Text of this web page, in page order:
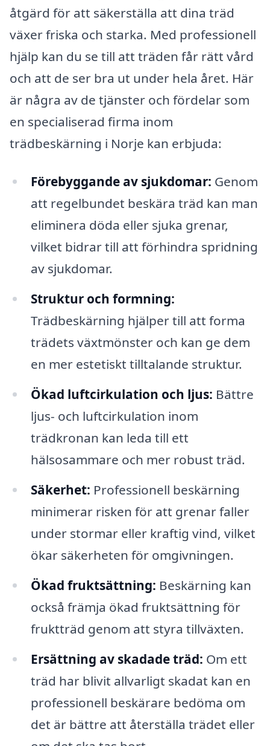
åtgärd för att säkerställa att dina träd
växer friska och starka. Med professionell
hjälp kan du se till att träden får rätt vård
och att de ser bra ut under hela året. Här
är några av de tjänster och fördelar som
en specialiserad firma inom
trädbeskärning i Norje kan erbjuda:
Förebyggande av sjukdomar: Genom
att regelbundet beskära träd kan man
eliminera döda eller sjuka grenar,
vilket bidrar till att förhindra spridning
av sjukdomar.
Struktur och formning:
Trädbeskärning hjälper till att forma
trädets växtmönster och kan ge dem
en mer estetiskt tilltalande struktur.
Ökad luftcirkulation och ljus: Bättre
ljus- och luftcirkulation inom
trädkronan kan leda till ett
hälsosammare och mer robust träd.
Säkerhet: Professionell beskärning
minimerar risken för att grenar faller
under stormar eller kraftig vind, vilket
ökar säkerheten för omgivningen.
Ökad fruktsättning: Beskärning kan
också främja ökad fruktsättning för
fruktträd genom att styra tillväxten.
Ersättning av skadade träd: Om ett
träd har blivit allvarligt skadat kan en
professionell beskärare bedöma om
det är bättre att återställa trädet eller